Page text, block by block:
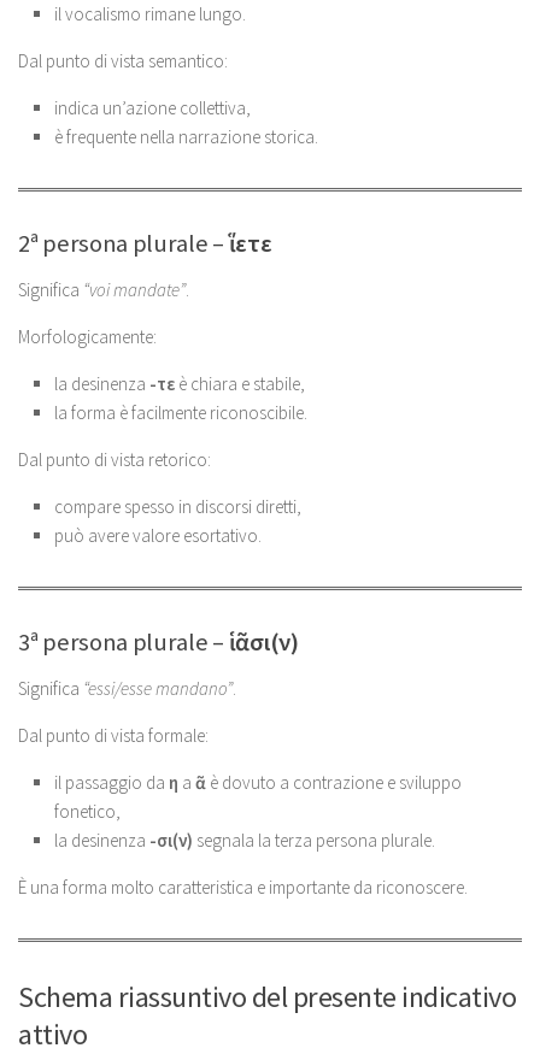
il vocalismo rimane lungo.
Dal punto di vista semantico:
indica un’azione collettiva,
è frequente nella narrazione storica.
2ª persona plurale –ἵετε
Significa “voi mandate”.
Morfologicamente:
la desinenza -τε è chiara e stabile,
la forma è facilmente riconoscibile.
Dal punto di vista retorico:
compare spesso in discorsi diretti,
può avere valore esortativo.
3ª persona plurale – ἱᾶσι(ν)
Significa “essi/esse mandano”.
Dal punto di vista formale:
il passaggio da η a ᾶ è dovuto a contrazione e sviluppo
fonetico,
la desinenza -σι(ν) segnala la terza persona plurale.
È una forma molto caratteristica e importante da riconoscere.
Schema riassuntivo del presente indicativo
attivo